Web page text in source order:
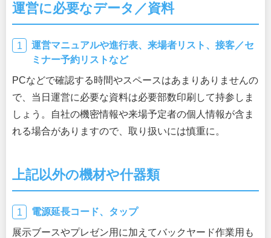
運営に必要なデータ／資料
運営マニュアルや進行表、来場者リスト、接客／セ
ミナー予約リストなど
PCなどで確認する時間やスペースはあまりありませんの
で、当日運営に必要な資料は必要部数印刷して持参しま
しょう。自社の機密情報や来場予定者の個人情報が含ま
れる場合がありますので、取り扱いには慎重に。
上記以外の機材や什器類
電源延長コード、タップ
展示ブースやプレゼン用に加えてバックヤード作業用も